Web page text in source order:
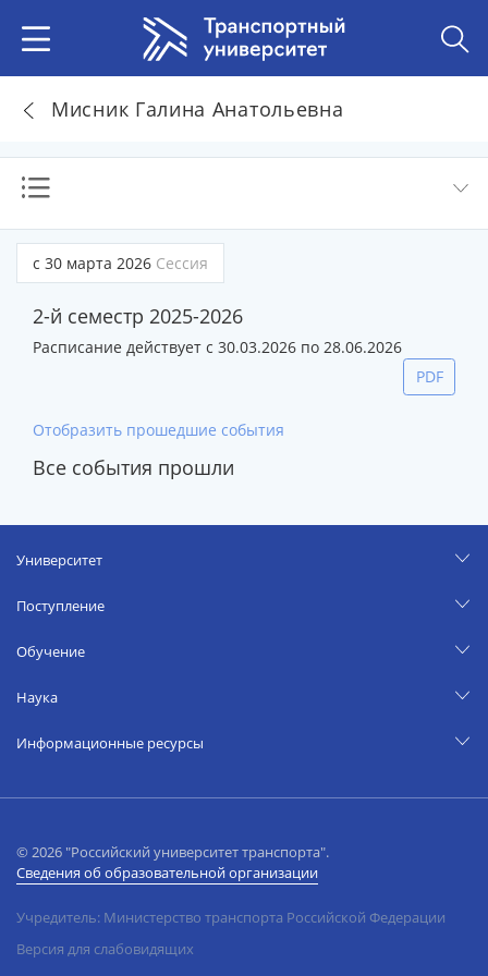
Мисник Галина Анатольевна
с 30 марта 2026 Сессия
2-й семестр 2025-2026
Расписание действует с 30.03.2026 по 28.06.2026
PDF
Отобразить прошедшие события
Все события прошли
Университет
Поступление
Обучение
Наука
Информационные ресурсы
© 2026 "Российский университет транспорта".
Сведения об образовательной организации
Учредитель: Министерство транспорта Российской Федерации
Версия для слабовидящих